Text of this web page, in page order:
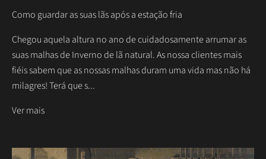
Como guardar as suas lãs após a estação fria
Chegou aquela altura no ano de cuidadosamente arrumar as
suas malhas de Inverno de lã natural. As nossa clientes mais
fiéis sabem que as nossas malhas duram uma vida mas não há
milagres! Terá que s...
Ver mais